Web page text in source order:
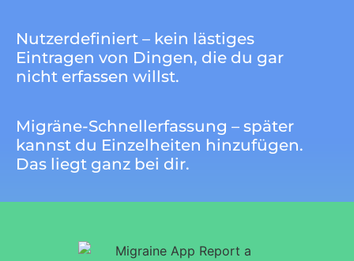
Nutzerdefiniert – kein lästiges
Eintragen von Dingen, die du gar
nicht erfassen willst.
Migräne-Schnellerfassung – später
kannst du Einzelheiten hinzufügen.
Das liegt ganz bei dir.